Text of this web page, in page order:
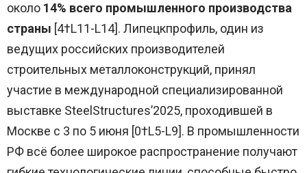
около 14% всего промышленного производства
страны [4†L11-L14]. Липецкпрофиль, один из
ведущих российских производителей
строительных металлоконструкций, принял
участие в международной специализированной
выставке SteelStructures’2025, проходившей в
Москве с 3 по 5 июня [0†L5-L9]. В промышленности
РФ всё более широкое распространение получают